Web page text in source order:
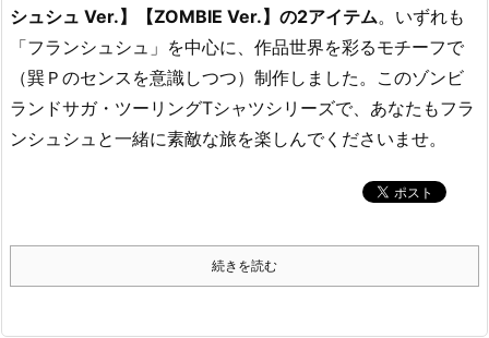
シュシュ Ver.】【ZOMBIE Ver.】の2アイテム。いずれも
「フランシュシュ」を中心に、作品世界を彩るモチーフで
（巽Ｐのセンスを意識しつつ）制作しました。このゾンビ
ランドサガ・ツーリングTシャツシリーズで、あなたもフラ
ンシュシュと一緒に素敵な旅を楽しんでくださいませ。
続きを読む